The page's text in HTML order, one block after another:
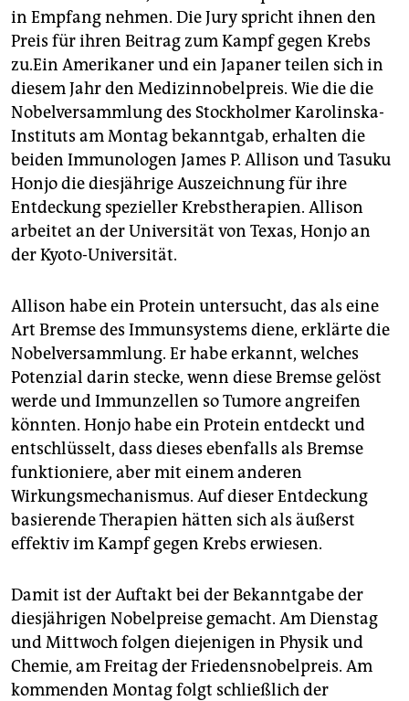
abo
genossenschaft
epaper login
in Empfang nehmen. Die Jury spricht ihnen den
Preis für ihren Beitrag zum Kampf gegen Krebs
zu.Ein Amerikaner und ein Japaner teilen sich in
diesem Jahr den Medizinnobelpreis. Wie die die
Nobelversammlung des Stockholmer Karolinska-
Instituts am Montag bekanntgab, erhalten die
beiden Immunologen James P. Allison und Tasuku
Honjo die diesjährige Auszeichnung für ihre
Entdeckung spezieller Krebstherapien. Allison
arbeitet an der Universität von Texas, Honjo an
der Kyoto-Universität.
Allison habe ein Protein untersucht, das als eine
Art Bremse des Immunsystems diene, erklärte die
Nobelversammlung. Er habe erkannt, welches
Potenzial darin stecke, wenn diese Bremse gelöst
werde und Immunzellen so Tumore angreifen
könnten. Honjo habe ein Protein entdeckt und
entschlüsselt, dass dieses ebenfalls als Bremse
funktioniere, aber mit einem anderen
Wirkungsmechanismus. Auf dieser Entdeckung
basierende Therapien hätten sich als äußerst
effektiv im Kampf gegen Krebs erwiesen.
Damit ist der Auftakt bei der Bekanntgabe der
diesjährigen Nobelpreise gemacht. Am Dienstag
und Mittwoch folgen diejenigen in Physik und
Chemie, am Freitag der Friedensnobelpreis. Am
kommenden Montag folgt schließlich der